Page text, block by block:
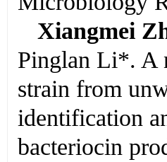
Xiangmei
Pinglan Li*. A
strain from
identification
bacteriocin